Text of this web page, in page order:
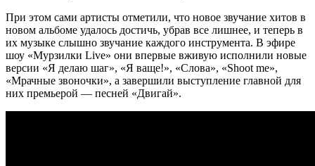
При этом сами артисты отметили, что новое звучание хитов в
новом альбоме удалось достичь, убрав все лишнее, и теперь в
их музыке слышно звучание каждого инструмента. В эфире
шоу «Мурзилки Live» они впервые вживую исполнили новые
версии «Я делаю шаг», «Я ваще!», «Слова», «Shoot me»,
«Мрачные звоночки», а завершили выступление главной для
них премьерой — песней «Двигай».